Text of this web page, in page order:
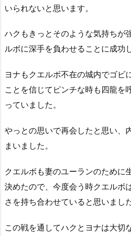
いられないと思います。
ハクもきっとそのような気持ちが
ルボに深手を負わせることに成功
ヨナもクエルボ不在の城内でゴビ
ことを信じてピンチな時も四龍を
っていました。
やっとの思いで再会したと思い、
まいました。
クエルボも妻のユーランのために
決めたので、今度会う時クエルボ
さを持ち合わせていると思いました
この戦を通してハクとヨナは大切